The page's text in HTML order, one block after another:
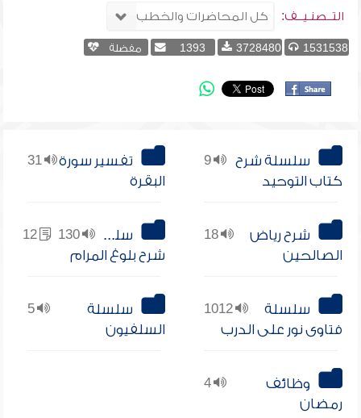
التــصنـيــف:
1531538
3728480
1393 مفضلة
9
سلسلة شرح
كتاب التوحيد
31
تفسير سورة
البقرة
18
شرح رياض
الصالحين
130
12
سلسلة
شرح بلوغ المرام
1012
سلسلة
فتاوى نور على الدرب
5
سلسلة
السلفيون
4
وظائف
رمضان